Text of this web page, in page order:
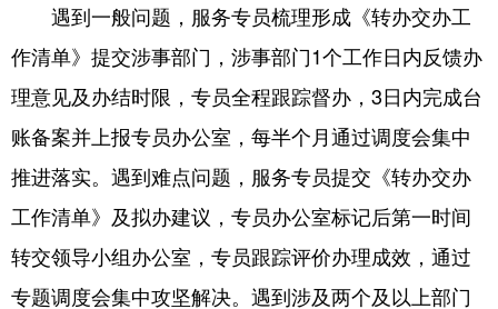
遇到一般问题，服务专员梳理形成《转办交办工
作清单》提交涉事部门，涉事部门1个工作日内反馈办
理意见及办结时限，专员全程跟踪督办，3日内完成台
账备案并上报专员办公室，每半个月通过调度会集中
推进落实。遇到难点问题，服务专员提交《转办交办
工作清单》及拟办建议，专员办公室标记后第一时间
转交领导小组办公室，专员跟踪评价办理成效，通过
专题调度会集中攻坚解决。遇到涉及两个及以上部门